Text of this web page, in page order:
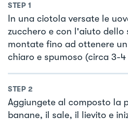
STEP 1
In una ciotola versate le
zucchero e con l'aiuto dello
montate fino ad ottenere
chiaro e spumoso (circa 3-
STEP 2
Aggiungete al composto la
banane, il sale, il lievito e